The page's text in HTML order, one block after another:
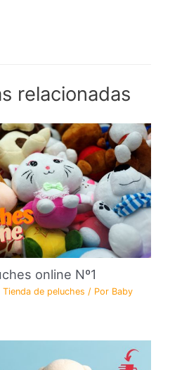
relacionadas
online Nº1
Tienda de peluches / Por Baby